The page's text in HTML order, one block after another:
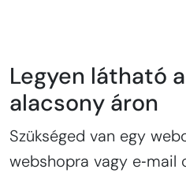
Legyen látható
alacsony áron
Szükséged van egy
webshopra vagy e‑mail